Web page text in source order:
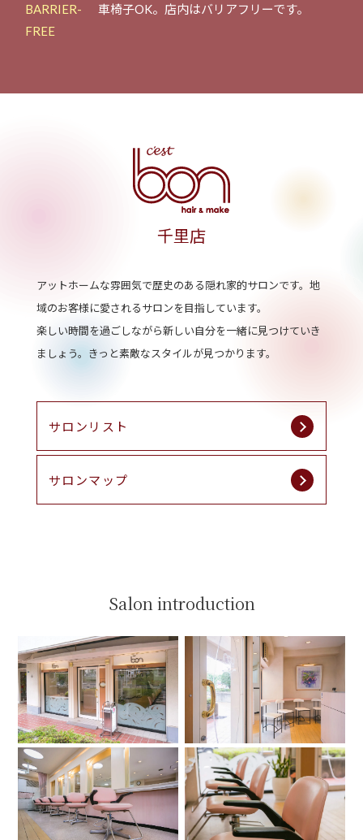
BARRIER-
FREE
車椅子OK。店内はバリアフリーです。
千里店
アットホームな雰囲気で歴史のある隠れ家的サロンです。 地
域のお客様に愛されるサロンを目指しています。
楽しい時間を過ごしながら新しい自分を一緒に見つけていき
ましょう。 きっと素敵なスタイルが見つかります。
サロンリスト
サロンマップ
Salon introduction